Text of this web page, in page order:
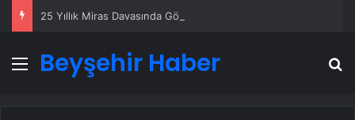
Menü
Beyşehir Haber